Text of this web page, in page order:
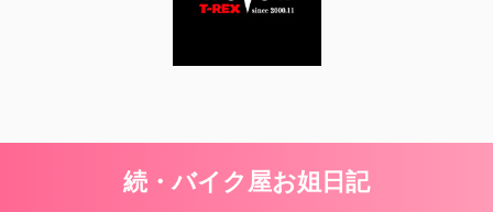
続・バイク屋お姐日記